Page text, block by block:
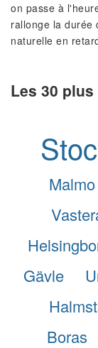
on passe à
rallonge la durée
naturelle en
Les 30
Malmo
Gävle
Boras